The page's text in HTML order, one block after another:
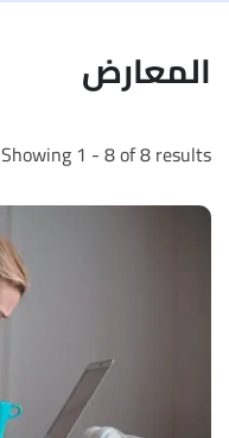
المعارض
Showing 1 - 8 of 8 results